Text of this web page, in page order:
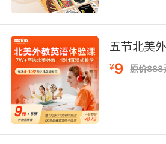
在线课程的技术优势显著
VIPKID的AR实景教学功能，
环境融合，学员在自家客
头"练习问路。麻省理工学院
示，沉浸式技术能使情景记忆
而技术依赖也带来挑战，
五节北美
¥9 原价888